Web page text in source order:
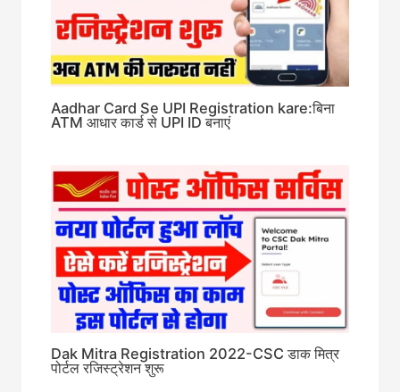
Aadhar Card Se UPI Registration kare:बिना
ATM आधार कार्ड से UPI ID बनाएं
Dak Mitra Registration 2022-CSC डाक मित्र
पोर्टल रजिस्ट्रेशन शुरू